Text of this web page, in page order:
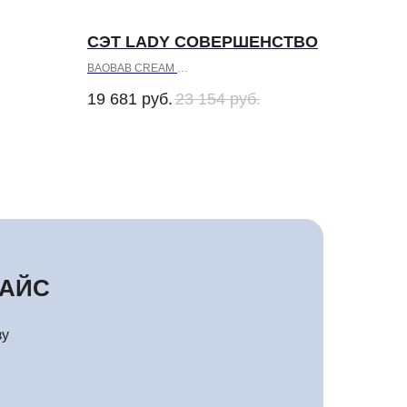
СЭТ LADY СОВЕРШЕНСТВО
BAOBAB CREAM
BAOBAB HAND CREAM
19 681 руб. 23 154 руб.